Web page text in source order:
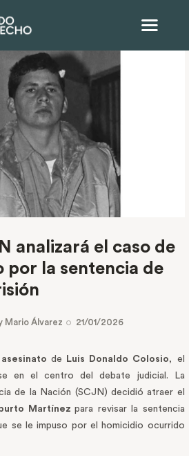
analizará el caso de
por la sentencia de
Mario Álvarez 21/01/2026
asesinatode Luis Donaldo Colosio, el
en el centro del debate judicial. La
de la Nación (SCJN) decidió atraer el
Martínezpara revisar la sentencia
se le impuso por el homicidio ocurrido